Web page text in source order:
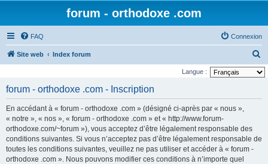
forum - orthodoxe .com
FAQ Connexion
Site web Index forum
e
Langue :
forum - orthodoxe .com - Inscription
En accédant à « forum - orthodoxe .com » (désigné ci-après par « nous »,
« notre », « nos », « forum - orthodoxe .com » et « http://www.forum-
orthodoxe.com/~forum »), vous acceptez d’être légalement responsable des
conditions suivantes. Si vous n’acceptez pas d’être légalement responsable de
toutes les conditions suivantes, veuillez ne pas utiliser et accéder à « forum -
orthodoxe .com ». Nous pouvons modifier ces conditions à n’importe quel